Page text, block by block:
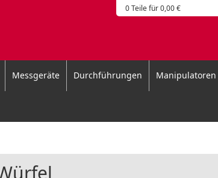
0 Teile für 0,00 €
Messgeräte Durchführungen Manipulatoren